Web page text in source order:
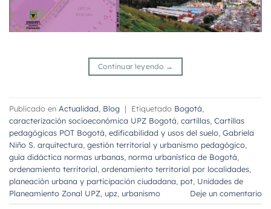
Continuar leyendo →
Publicado en Actualidad Blog | Etiquetado Bogotá
caracterización socioeconómica UPZ Bogotá cartillas Cartillas
pedagógicas POT Bogotá edificabilidad y usos del suelo Gabriela
Niño S. arquitectura gestión territorial y urbanismo pedagógico
guía didáctica normas urbanas norma urbanística de Bogotá
ordenamiento territorial ordenamiento territorial por localidades
planeación urbana y participación ciudadana pot Unidades de
Planeamiento Zonal UPZ upz urbanismo Deje un comentario